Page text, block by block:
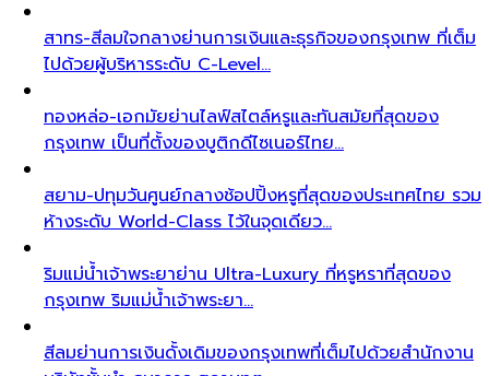
สาทร-สีลมใจกลางย่านการเงินและธุรกิจของกรุงเทพ ที่เต็ม
ไปด้วยผู้บริหารระดับ C-Level…
ทองหล่อ-เอกมัยย่านไลฟ์สไตล์หรูและทันสมัยที่สุดของ
กรุงเทพ เป็นที่ตั้งของบูติกดีไซเนอร์ไทย…
สยาม-ปทุมวันศูนย์กลางช้อปปิ้งหรูที่สุดของประเทศไทย รวม
ห้างระดับ World-Class ไว้ในจุดเดียว…
ริมแม่น้ำเจ้าพระยาย่าน Ultra-Luxury ที่หรูหราที่สุดของ
กรุงเทพ ริมแม่น้ำเจ้าพระยา…
สีลมย่านการเงินดั้งเดิมของกรุงเทพที่เต็มไปด้วยสำนักงาน